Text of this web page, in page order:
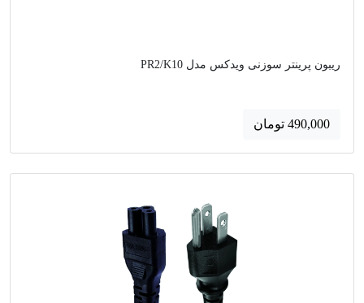
ریبون پرینتر سوزنی ویدکس مدل PR2/K10
490,000 تومان